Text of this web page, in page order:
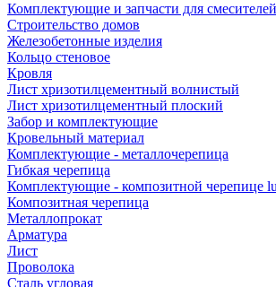
Комплектующие и запчасти для смесителей
Строительство домов
Железобетонные изделия
Кольцо стеновое
Кровля
Лист хризотилцементный волнистый
Лист хризотилцементный плоский
Забор и комплектующие
Кровельный материал
Комплектующие - металлочерепица
Гибкая черепица
Комплектующие - композитной черепице
Композитная черепица
Металлопрокат
Арматура
Лист
Проволока
Сталь угловая